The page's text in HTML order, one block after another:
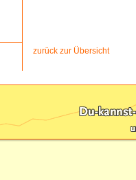
zurück zur Übersicht